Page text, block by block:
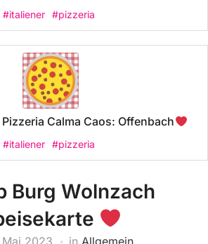
#italiener #pizzeria
Calma Caos: Offenbach
#italiener #pizzeria
Burg Wolnzach
2023 in Allgemein